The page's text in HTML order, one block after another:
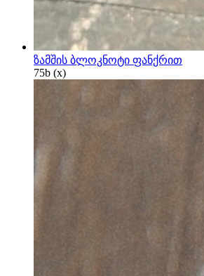
ზამშის ბლოკნოტი ფანქრით
75b (x)